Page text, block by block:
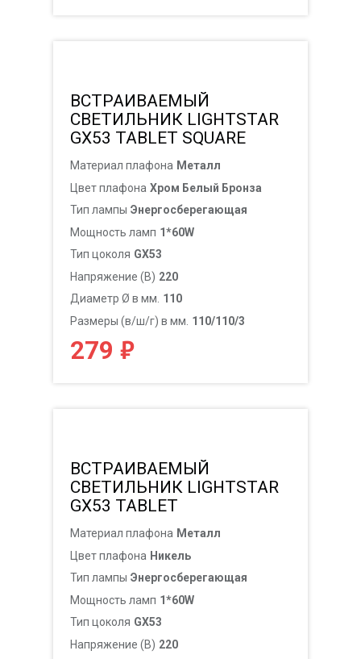
ВСТРАИВАЕМЫЙ
СВЕТИЛЬНИК LIGHTSTAR
GX53 TABLET SQUARE
Материал плафона Металл
Цвет плафона Хром Белый Бронза
Тип лампы Энергосберегающая
Мощность ламп 1*60W
Тип цоколя GX53
Напряжение (В) 220
Диаметр Ø в мм. 110
Размеры (в/ш/г) в мм. 110/110/3
279 ₽
ВСТРАИВАЕМЫЙ
СВЕТИЛЬНИК LIGHTSTAR
GX53 TABLET
Материал плафона Металл
Цвет плафона Никель
Тип лампы Энергосберегающая
Мощность ламп 1*60W
Тип цоколя GX53
Напряжение (В) 220